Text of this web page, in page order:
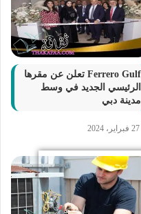
Ferrero Gulf تعلن عن مقرها
الرئيسي الجديد في وسط
مدينة دبي
27 فبراير، 2024